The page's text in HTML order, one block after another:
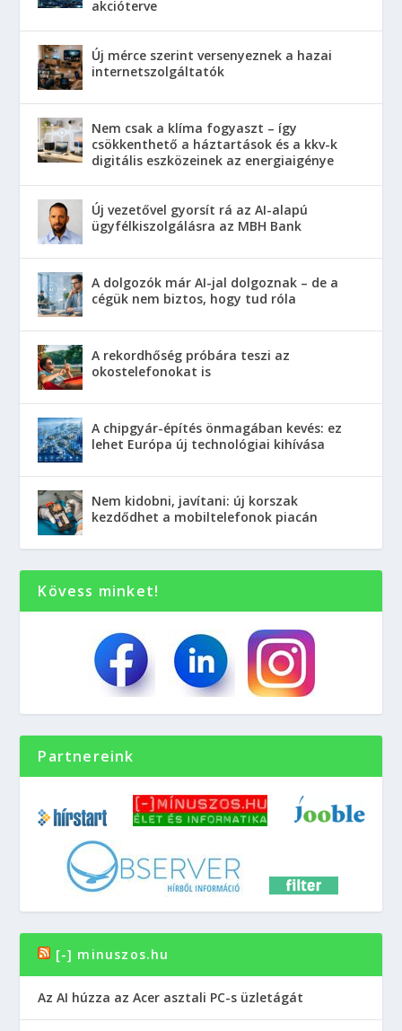
akcióterve
Új mérce szerint versenyeznek a hazai
internetszolgáltatók
Nem csak a klíma fogyaszt – így
csökkenthető a háztartások és a kkv-k
digitális eszközeinek az energiaigénye
Új vezetővel gyorsít rá az AI-alapú
ügyfélkiszolgálásra az MBH Bank
A dolgozók már AI-jal dolgoznak – de a
cégük nem biztos, hogy tud róla
A rekordhőség próbára teszi az
okostelefonokat is
A chipgyár-építés önmagában kevés: ez
lehet Európa új technológiai kihívása
Nem kidobni, javítani: új korszak
kezdődhet a mobiltelefonok piacán
Kövess minket!
Partnereink
[-] minuszos.hu
Az AI húzza az Acer asztali PC-s üzletágát